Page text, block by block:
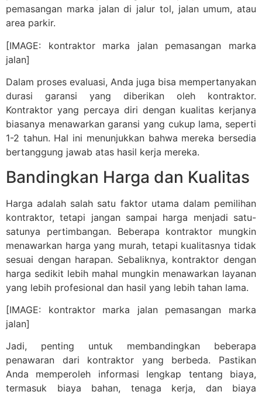
pemasangan marka jalan di jalur tol, jalan umum, atau
area parkir.
[IMAGE: kontraktor marka jalan pemasangan marka
jalan]
Dalam proses evaluasi, Anda juga bisa mempertanyakan
durasi garansi yang diberikan oleh kontraktor.
Kontraktor yang percaya diri dengan kualitas kerjanya
biasanya menawarkan garansi yang cukup lama, seperti
1-2 tahun. Hal ini menunjukkan bahwa mereka bersedia
bertanggung jawab atas hasil kerja mereka.
Bandingkan Harga dan Kualitas
Harga adalah salah satu faktor utama dalam pemilihan
kontraktor, tetapi jangan sampai harga menjadi satu-
satunya pertimbangan. Beberapa kontraktor mungkin
menawarkan harga yang murah, tetapi kualitasnya tidak
sesuai dengan harapan. Sebaliknya, kontraktor dengan
harga sedikit lebih mahal mungkin menawarkan layanan
yang lebih profesional dan hasil yang lebih tahan lama.
[IMAGE: kontraktor marka jalan pemasangan marka
jalan]
Jadi, penting untuk membandingkan beberapa
penawaran dari kontraktor yang berbeda. Pastikan
Anda memperoleh informasi lengkap tentang biaya,
termasuk biaya bahan, tenaga kerja, dan biaya